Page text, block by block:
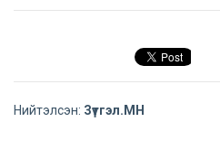
Нийтэлсэн: Зүтгэл.МН